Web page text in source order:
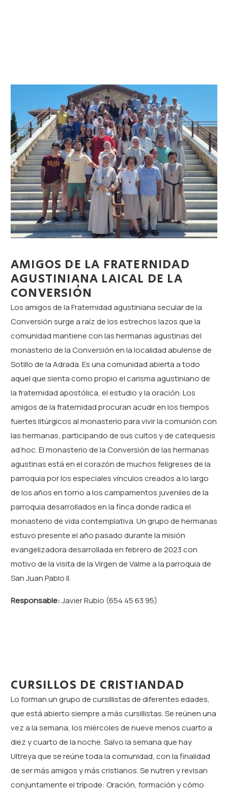
AMIGOS DE LA FRATERNIDAD
AGUSTINIANA LAICAL DE LA
CONVERSIÓN
Los amigos de la Fraternidad agustiniana secular de la
Conversión surge a raíz de los estrechos lazos que la
comunidad mantiene con las hermanas agustinas del
monasterio de la Conversión en la localidad abulense de
Sotillo de la Adrada. Es una comunidad abierta a todo
aquel que sienta como propio el carisma agustiniano de
la fraternidad apostólica, el estudio y la oración. Los
amigos de la fraternidad procuran acudir en los tiempos
fuertes litúrgicos al monasterio para vivir la comunión con
las hermanas, participando de sus cultos y de catequesis
ad hoc.El monasterio de la Conversión de las hermanas
agustinas está en el corazón de muchos feligreses de la
parroquia por los especiales vínculos creados a lo largo
de los años en torno a los campamentos juveniles de la
parroquia desarrollados en la finca donde radica el
monasterio de vida contemplativa.Un grupo de hermanas
estuvo presente el año pasado durante la misión
evangelizadora desarrollada en febrero de 2023 con
motivo de la visita de la Virgen de Valme a la parroquia de
San Juan Pablo II.
Responsable:Javier Rubio (654 45 63 95)
CURSILLOS DE CRISTIANDAD
Lo forman un grupo de cursillistas de diferentes edades,
que está abierto siempre a más cursillistas. Se reúnen una
vez a la semana, los miércoles de nueve menos cuarto a
diez y cuarto de la noche. Salvo la semana que hay
Ultreya que se reúne toda la comunidad, con la finalidad
de ser más amigos y más cristianos. Se nutren y revisan
conjuntamente el trípode: Oración, formación y cómo